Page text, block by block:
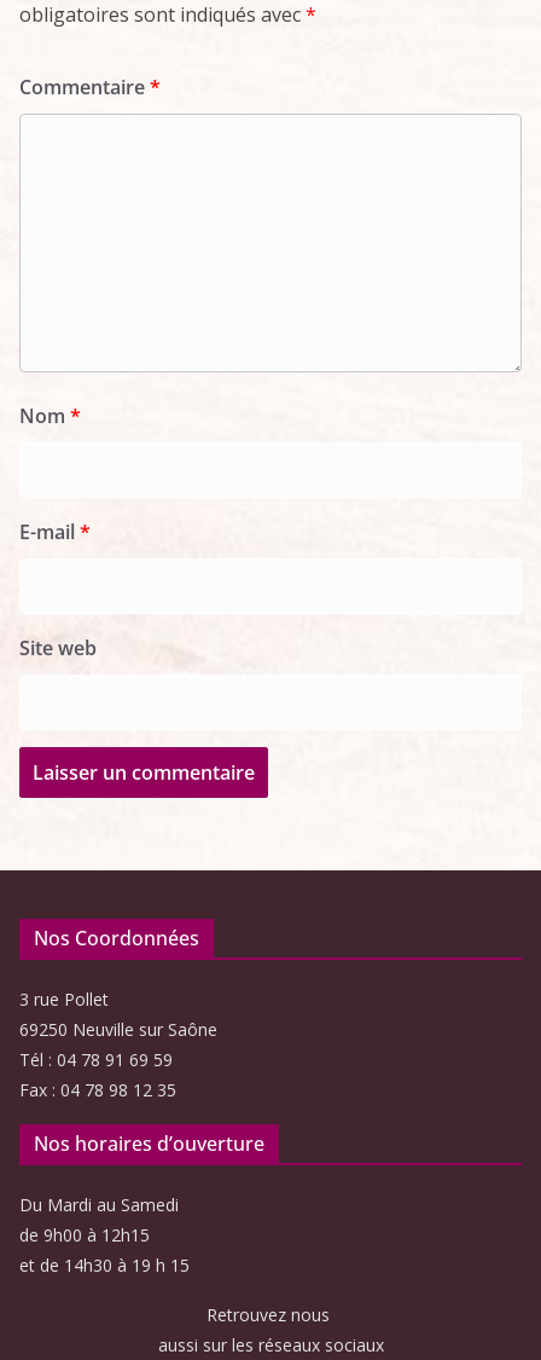
obligatoires sont indiqués avec*
Commentaire*
Nom *
E-mail*
Site web
Nos Coordonnées
3 rue Pollet
69250 Neuville sur Saône
Tél : 04 78 91 69 59
Fax : 04 78 98 12 35
Nos horaires d’ouverture
Du Mardi au Samedi
de 9h00 à 12h15
et de 14h30 à 19 h 15
Retrouvez nous
aussi sur les réseaux sociaux